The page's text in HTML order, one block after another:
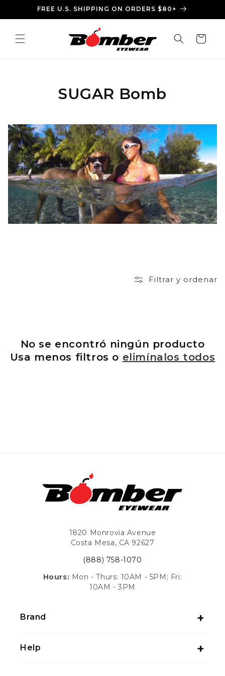
directamente
al contenido
FREE U.S. SHIPPING ON ORDERS $80+
Carrito
C
l
e
c
c
i
SUGAR Bomb
Filtrar y ordenar
No se encontró ningún producto
Usa menos filtros o elimínalos todos
1820 Monrovia Avenue
Costa Mesa, CA 92627
(888) 758-1070
Hours: Mon - Thurs: 10AM - 5PM; Fri:
10AM - 3PM
Brand
Help